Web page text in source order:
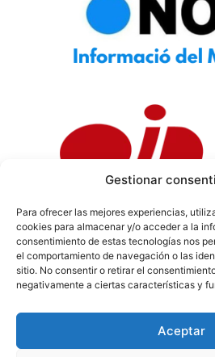
Gestionar
Para ofrecer las mejores experiencias,
cookies para almacenar y/o acceder a la
consentimiento de estas tecnologías nos
el comportamiento de navegación o las
sitio. No consentir o retirar el
negativamente a ciertas características y
Aceptar
Política de Privacidad|
Legal|Codi ètic